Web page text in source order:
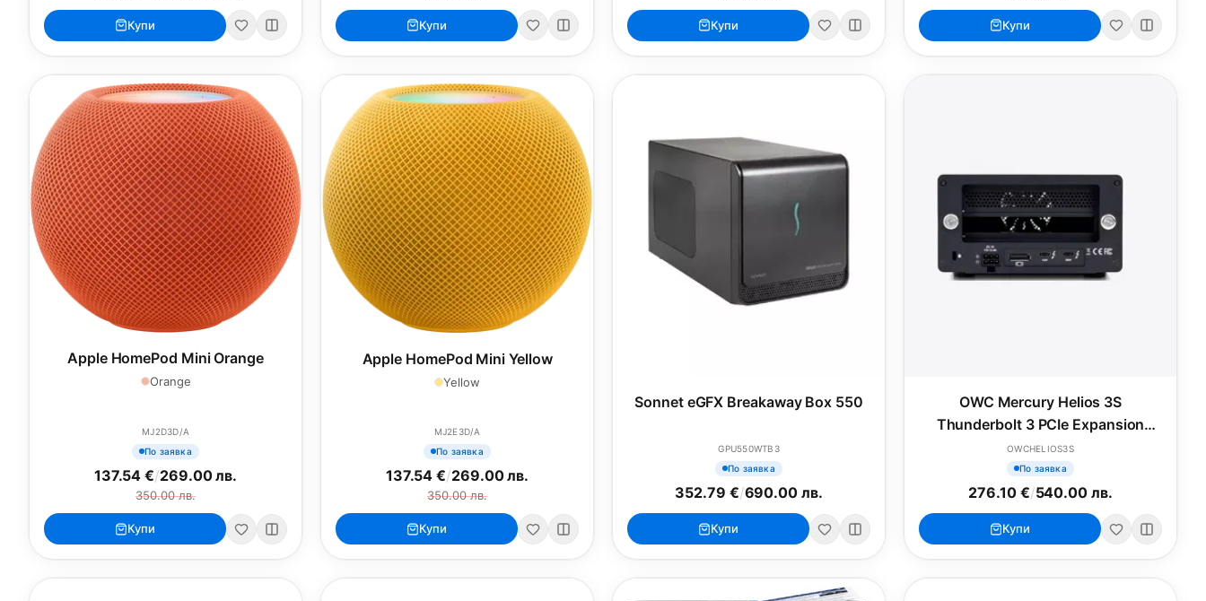
Купи Купи Купи Купи
Apple HomePod Mini Orange
Orange
MJ2D3D/A
По заявка
137.54 €/269.00 лв.
350.00 лв.
Купи
Apple HomePod Mini Yellow
Yellow
MJ2E3D/A
По заявка
137.54 €/269.00 лв.
350.00 лв.
Купи
Sonnet eGFX Breakaway Box 550
GPU550WTB3
По заявка
352.79 €/690.00 лв.
Купи
OWC Mercury Helios 3S
Thunderbolt 3 PCIe Expansion
Solution
OWCHELIOS3S
По заявка
276.10 €/540.00 лв.
Купи